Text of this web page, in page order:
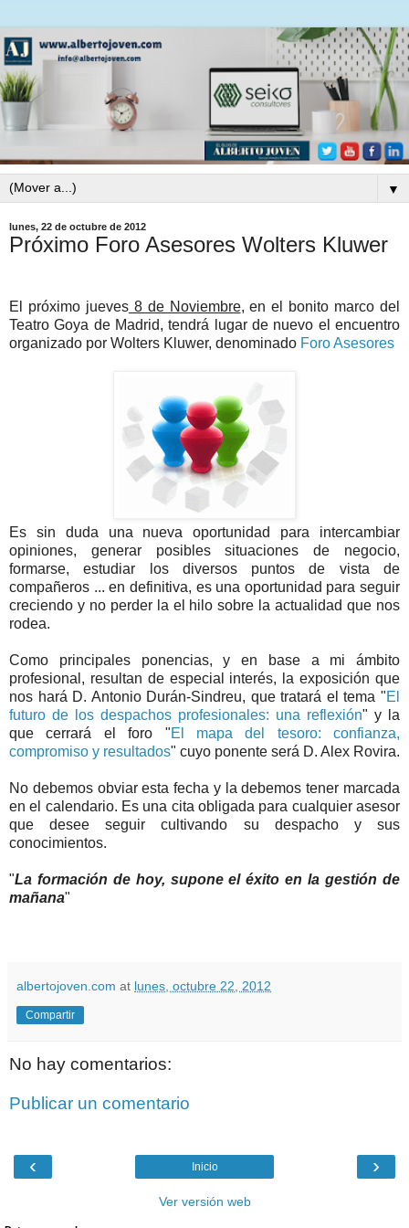
▼
lunes, 22 de octubre de 2012
Próximo Foro Asesores Wolters Kluwer
El próximo jueves8 de Noviembre, en el bonito marco del
Teatro Goya de Madrid, tendrá lugar de nuevo el encuentro
organizado por Wolters Kluwer, denominado Foro Asesores
Es sin duda una nueva oportunidad para intercambiar
opiniones, generar posibles situaciones de negocio,
formarse, estudiar los diversos puntos de vista de
compañeros ... en definitiva, es una oportunidad para seguir
creciendo y no perder la el hilo sobre la actualidad que nos
rodea.
Como principales ponencias, y en base a mi ámbito
profesional, resultan de especial interés, la exposición que
nos hará D. Antonio Durán-Sindreu, que tratará el tema "El
futuro de los despachos profesionales: una reflexión" y la
que cerrará el foro "El mapa del tesoro: confianza,
compromiso y resultados" cuyo ponente será D. Alex Rovira.
No debemos obviar esta fecha y la debemos tener marcada
en el calendario. Es una cita obligada para cualquier asesor
que desee seguir cultivando su despacho y sus
conocimientos.
"La formación de hoy, supone el éxito en la gestión de
mañana"
albertojoven.com at lunes, octubre 22, 2012
Compartir
No hay comentarios:
Publicar un comentario
‹ ›
Inicio
Ver versión web